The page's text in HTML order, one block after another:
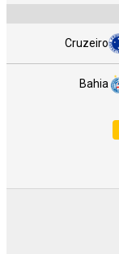
Cruzeiro
Bahia